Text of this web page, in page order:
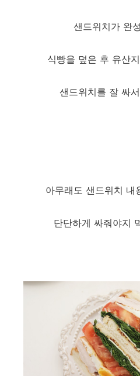
샌드위치가 완
식빵을 덮은 후 유산
샌드위치를 잘 싸
아무래도 샌드위치 내
단단하게 싸줘야지